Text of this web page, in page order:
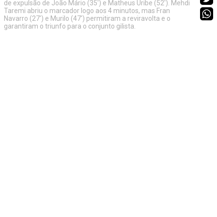
de expulsão de João Mário (35') e Matheus Uribe (52'). Mehdi
Taremi abriu o marcador logo aos 4 minutos, mas Fran
Navarro (27') e Murilo (47') permitiram a reviravolta e o
garantiram o triunfo para o conjunto gilista.